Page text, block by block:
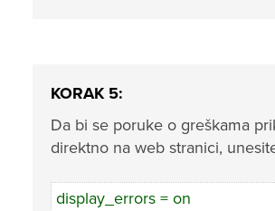
KORAK 5:
Da bi se poruke o greškama
direktno na web stranici,
display_errors = on